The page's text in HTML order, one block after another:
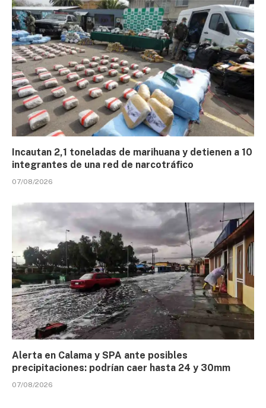
Incautan 2,1 toneladas de marihuana y detienen a 10
integrantes de una red de narcotráfico
07/08/2026
Alerta en Calama y SPA ante posibles
precipitaciones: podrían caer hasta 24 y 30mm
07/08/2026